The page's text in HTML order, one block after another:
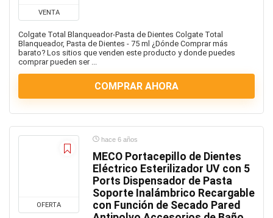
VENTA
Colgate Total Blanqueador-Pasta de Dientes Colgate Total
Blanqueador, Pasta de Dientes - 75 ml ¿Dónde Comprar más
barato? Los sitios que venden este producto y donde puedes
comprar pueden ser ...
COMPRAR AHORA
OFERTA
hace 6 años
MECO Portacepillo de Dientes
Eléctrico Esterilizador UV con 5
Ports Dispensador de Pasta
Soporte Inalámbrico Recargable
con Función de Secado Pared